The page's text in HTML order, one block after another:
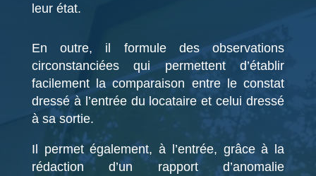
leur état.
En outre, il formule des observations
circonstanciées qui permettent d’établir
facilement la comparaison entre le constat
dressé à l’entrée du locataire et celui dressé
à sa sortie.
Il permet également, à l’entrée, grâce à la
rédaction d’un rapport d’anomalie